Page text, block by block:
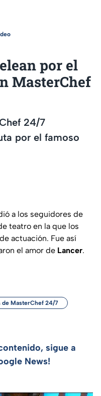
por el
MasterChef
24/7
por el famoso
a los seguidores de
teatro en la que los
actuación. Fue así
el amor de Lancer.
MasterChef 24/7
sigue a
News!